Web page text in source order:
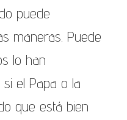
puede
maneras. Puede
lo han
el Papa o la
que está bien